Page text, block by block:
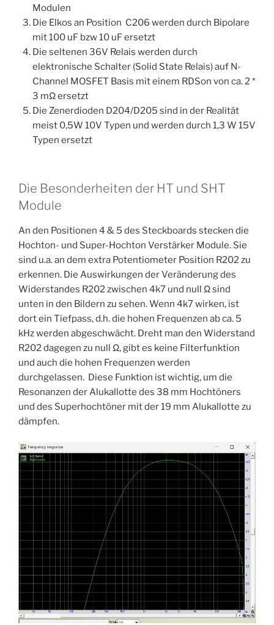
Modulen
Die Elkos an Position C206 werden durch Bipolare
mit 100 uF bzw 10 uF ersetzt
Die seltenen 36V Relais werden durch
elektronische Schalter (Solid State Relais) auf N-
Channel MOSFET Basis mit einem RDSon von ca. 2 *
3 mΩ ersetzt
Die Zenerdioden D204/D205 sind in der Realität
meist 0,5W 10V Typen und werden durch 1,3 W 15V
Typen ersetzt
Die Besonderheiten der HT und SHT
Module
An den Positionen 4 & 5 des Steckboards stecken die
Hochton- und Super-Hochton Verstärker Module. Sie
sind u.a. an dem extra Potentiometer Position R202 zu
erkennen. Die Auswirkungen der Veränderung des
Widerstandes R202 zwischen 4k7 und null Ω sind
unten in den Bildern zu sehen. Wenn 4k7 wirken, ist
dort ein Tiefpass, d.h. die hohen Frequenzen ab ca. 5
kHz werden abgeschwächt. Dreht man den Widerstand
R202 dagegen zu null Ω, gibt es keine Filterfunktion
und auch die hohen Frequenzen werden
durchgelassen. Diese Funktion ist wichtig, um die
Resonanzen der Alukallotte des 38 mm Hochtöners
und des Superhochtöner mit der 19 mm Alukallotte zu
dämpfen.